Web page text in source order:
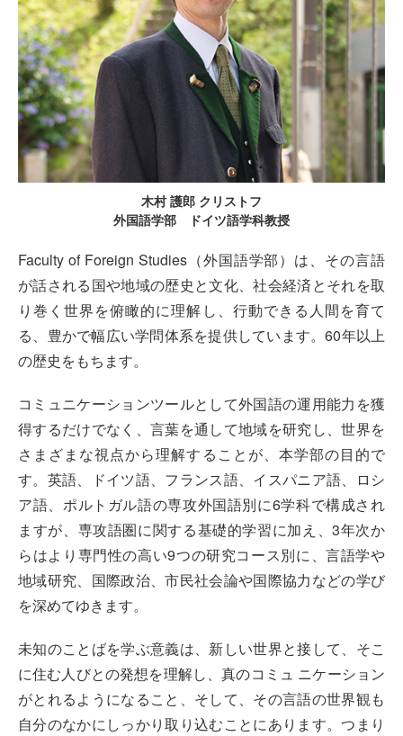
木村 護郎 クリストフ
外国語学部 ドイツ語学科教授
Faculty of Foreign Studies（外国語学部）は、その言語
が話される国や地域の歴史と文化、社会経済とそれを取
り巻く世界を俯瞰的に理解し、行動できる人間を育て
る、豊かで幅広い学問体系を提供しています。60年以上
の歴史をもちます。
コミュニケーションツールとして外国語の運用能力を獲
得するだけでなく、言葉を通して地域を研究し、世界を
さまざまな視点から理解することが、本学部の目的で
す。英語、ドイツ語、フランス語、イスパニア語、ロシ
ア語、ポルトガル語の専攻外国語別に6学科で構成され
ますが、専攻語圏に関する基礎的学習に加え、3年次か
らはより専門性の高い9つの研究コース別に、言語学や
地域研究、国際政治、市民社会論や国際協力などの学び
を深めてゆきます。
未知のことばを学ぶ意義は、新しい世界と接して、そこ
に住む人びとの発想を理解し、真のコミュ ニケーション
がとれるようになること、そして、その言語の世界観も
自分のなかにしっかり取り込むことにあります。つまり